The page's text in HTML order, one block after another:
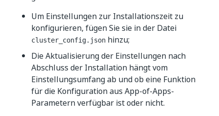
Um Einstellungen zur Installationszeit zu
konfigurieren, fügen Sie sie in der Datei
cluster_config.json hinzu;
Die Aktualisierung der Einstellungen nach
Abschluss der Installation hängt vom
Einstellungsumfang ab und ob eine Funktion
für die Konfiguration aus App-of-Apps-
Parametern verfügbar ist oder nicht.